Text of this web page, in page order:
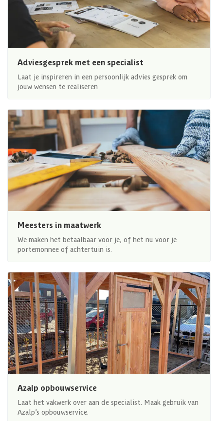
Adviesgesprek met een specialist
Laat je inspireren in een persoonlijk advies gesprek om
jouw wensen te realiseren
Meesters in maatwerk
We maken het betaalbaar voor je, of het nu voor je
portemonnee of achtertuin is.
Azalp opbouwservice
Laat het vakwerk over aan de specialist. Maak gebruik van
Azalp’s opbouwservice.